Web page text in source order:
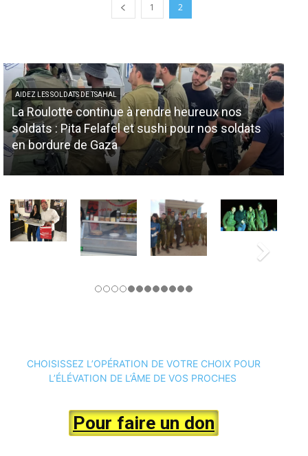
1 2
AIDEZ LES SOLDATS DE TSAHAL
La Roulotte continue à rendre heureux nos
soldats : Pita Felafel et sushi pour nos soldats
en bordure de Gaza
CHOISISSEZ L’OPÉRATION DE VOTRE CHOIX POUR
L’ÉLÉVATION DE L’ÂME DE VOS PROCHES
Pour faire un don